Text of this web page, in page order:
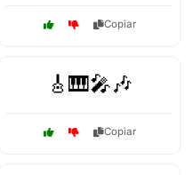
Copiar
🎸🎹🎤🎶
Copiar